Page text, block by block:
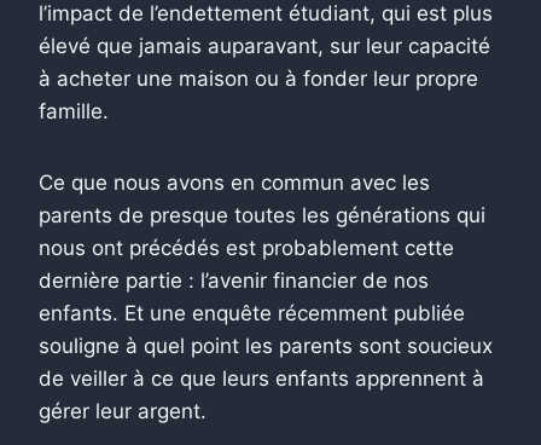
l’impact de l’endettement étudiant, qui est plus
élevé que jamais auparavant, sur leur capacité
à acheter une maison ou à fonder leur propre
famille.
Ce que nous avons en commun avec les
parents de presque toutes les générations qui
nous ont précédés est probablement cette
dernière partie : l’avenir financier de nos
enfants. Et une enquête récemment publiée
souligne à quel point les parents sont soucieux
de veiller à ce que leurs enfants apprennent à
gérer leur argent.